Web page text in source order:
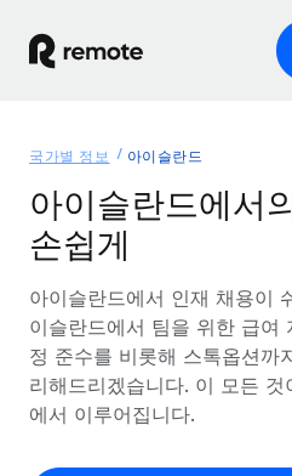
글로벌 고용
글로벌 급여
규정을 준수하며 급여 지급을
기록상 고용주(EOR)
법인 설립 비용 없이 전 세계로
솔루션
글로벌 서비스 제공
국가별 정보
국가별 글로벌 채용 지원 알아보
미국 주별 정보
리소스
도구 및 계산기
오분류 리스크 평가 도구
요금
한국어
국가별 정보 아이슬란드
아이슬란드에서
손쉽게
아이슬란드에서 인재 채용이
이슬란드에서 팀을 위한 급여
정 준수를 비롯해 스톡옵션까
리해드리겠습니다. 이 모든
에서 이루어집니다.